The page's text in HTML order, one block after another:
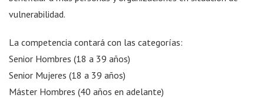
vulnerabilidad.
La competencia contará con las categorías:
Senior Hombres (18 a 39 años)
Senior Mujeres (18 a 39 años)
Máster Hombres (40 años en adelante)